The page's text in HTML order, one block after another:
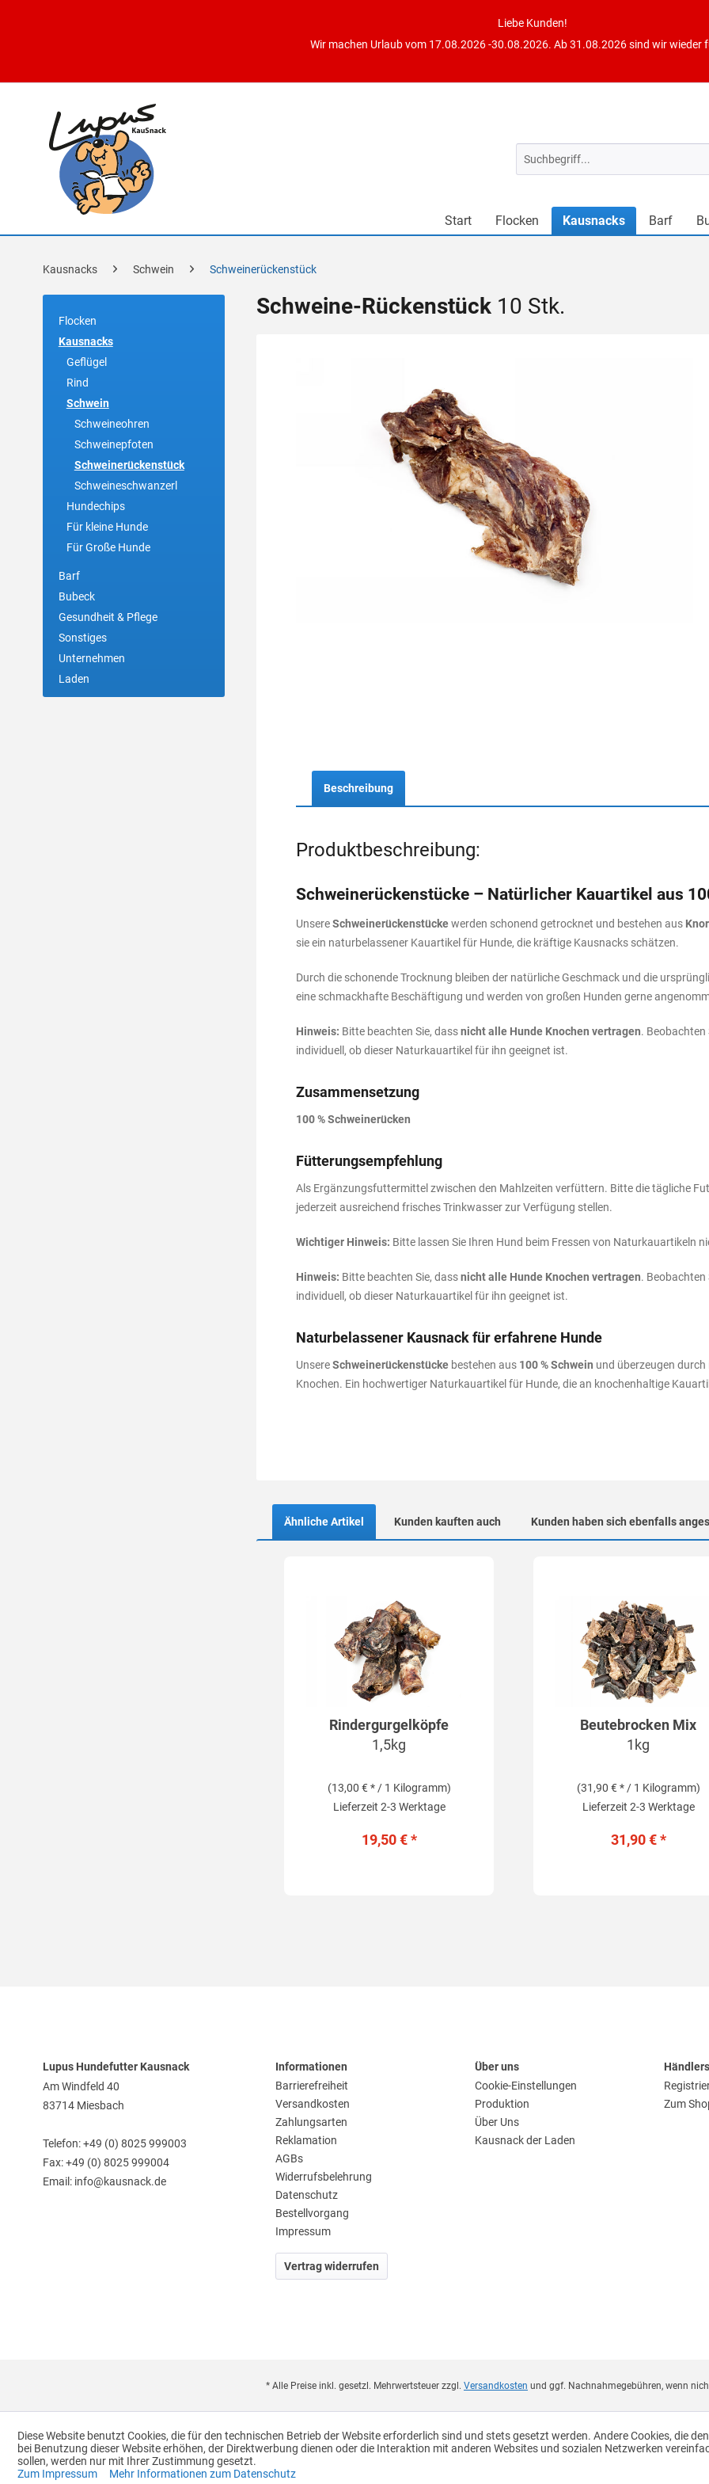
Liebe Kunden!
Wir machen Urlaub vom 17.08.2026 -30.08.2026. Ab 31.08.2026 sind wir wieder
Start Flocken Kausnacks Barf
Kausnacks Schwein Schweinerückenstück
Flocken
Kausnacks
Geflügel
Rind
Schwein
Schweineohren
Schweinepfoten
Schweinerückenstück
Schweineschwanzerl
Hundechips
Für kleine Hunde
Für Große Hunde
Barf
Bubeck
Gesundheit & Pflege
Sonstiges
Unternehmen
Laden
Schweine-Rückenstück 10 Stk.
Beschreibung
Produktbeschreibung:
Schweinerückenstücke – Natürlicher Kauartikel aus
UnsereSchweinerückenstückewerden schonend getrocknet und bestehen aus
sie ein naturbelassener Kauartikel für Hunde, die kräftige Kausnacks schätzen.
Durch die schonende Trocknung bleiben der natürliche Geschmack und die
eine schmackhafte Beschäftigung und werden von großen Hunden gerne
Hinweis: Bitte beachten Sie, dassnicht alle Hunde Knochen vertragen. Beobachten
individuell, ob dieser Naturkauartikel für ihn geeignet ist.
Zusammensetzung
100 % Schweinerücken
Fütterungsempfehlung
Als Ergänzungsfuttermittel zwischen den Mahlzeiten verfüttern. Bitte die tägliche
jederzeit ausreichend frisches Trinkwasser zur Verfügung stellen.
Wichtiger Hinweis: Bitte lassen Sie Ihren Hund beim Fressen von Naturkauartikeln
Hinweis: Bitte beachten Sie, dassnicht alle Hunde Knochen vertragen. Beobachten
individuell, ob dieser Naturkauartikel für ihn geeignet ist.
Naturbelassener Kausnack für erfahrene Hunde
UnsereSchweinerückenstückebestehen aus 100 % Schwein und überzeugen
Knochen. Ein hochwertiger Naturkauartikel für Hunde, die an knochenhaltige
Ähnliche Artikel Kunden kauften auch Kunden haben sich ebenfalls
Rindergurgelköpfe
1,5kg
(13,00 € * / 1 Kilogramm)
Lieferzeit 2-3 Werktage
19,50 € *
Beutebrocken Mix
1kg
(31,90 € * / 1 Kilogramm)
Lieferzeit 2-3 Werktage
31,90 € *
Lupus Hundefutter Kausnack
Am Windfeld 40
83714 Miesbach
Telefon: +49 (0) 8025 999003
Fax: +49 (0) 8025 999004
Email: info@kausnack.de
Informationen
Barrierefreiheit
Versandkosten
Zahlungsarten
Reklamation
AGBs
Widerrufsbelehrung
Datenschutz
Bestellvorgang
Impressum
Vertrag widerrufen
Über uns
Cookie-Einstellungen
Produktion
Über Uns
Kausnack der Laden
Zum
* Alle Preise inkl. gesetzl. Mehrwertsteuer zzgl. Versandkosten und ggf. Nachnahmegebühren, wenn
Diese Website benutzt Cookies, die für den technischen Betrieb der Website erforderlich sind und stets gesetzt werden. Andere Cookies, die
bei Benutzung dieser Website erhöhen, der Direktwerbung dienen oder die Interaktion mit anderen Websites und sozialen Netzwerken
sollen, werden nur mit Ihrer Zustimmung gesetzt.
Zum Impressum
Mehr Informationen zum Datenschutz